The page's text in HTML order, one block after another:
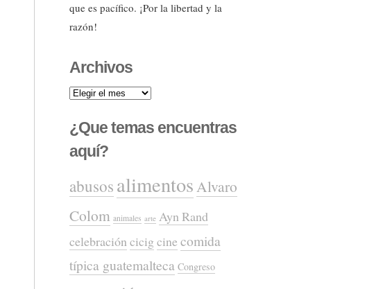
que es pacífico. ¡Por la libertad y la
razón!
Archivos
Archivos
¿Que temas encuentras
aquí?
abusos alimentosAlvaro
Colom animales arte Ayn Rand
celebración cicig cine comida
típica guatemalteca Congreso